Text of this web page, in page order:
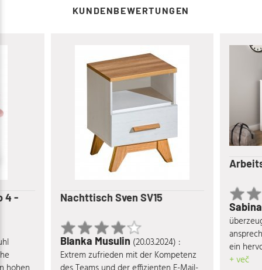
KUNDENBEWERTUNGEN
4 - Nachttisch Sven SV15
Blanka Musulin (20.03.2024) :
Extrem zufrieden mit der Kompetenz
ein
+ več